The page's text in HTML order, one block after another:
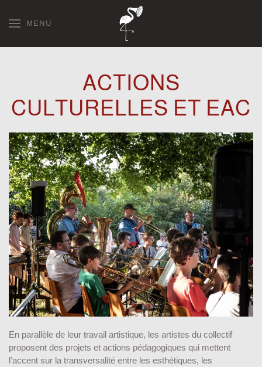
Skip to main content
MENU
ACTIONS
CULTURELLES ET EAC
En parallèle de leur travail artistique, les artistes du collectif
proposent des projets et actions pédagogiques qui mettent
l’accent sur la transversalité entre les esthétiques, les